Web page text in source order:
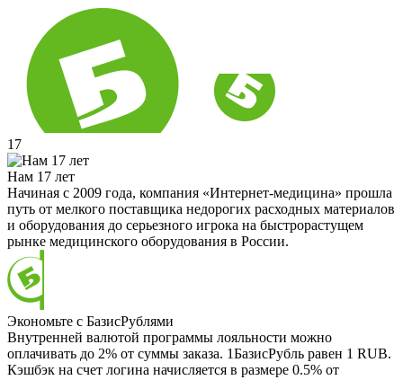
17
Нам 17 лет
Начиная с 2009 года, компания «Интернет-медицина» прошла
путь от мелкого поставщика недорогих расходных материалов
и оборудования до серьезного игрока на быстрорастущем
рынке медицинского оборудования в России.
Экономьте с БазисРублями
Внутренней валютой программы лояльности можно
оплачивать до 2% от суммы заказа. 1БазисРубль равен 1 RUB.
Кэшбэк на счет логина начисляется в размере 0.5% от